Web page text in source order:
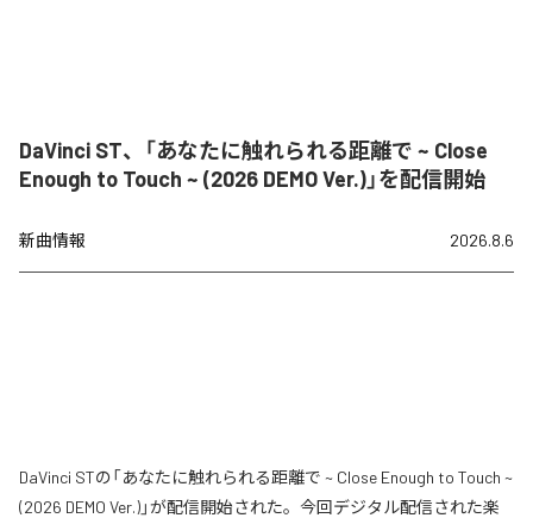
DaVinci ST、「あなたに触れられる距離で ~ Close
Enough to Touch ~ (2026 DEMO Ver.)」を配信開始
新曲情報 2026.8.6
DaVinci STの「あなたに触れられる距離で ~ Close Enough to Touch ~
(2026 DEMO Ver.)」が配信開始された。今回デジタル配信された楽